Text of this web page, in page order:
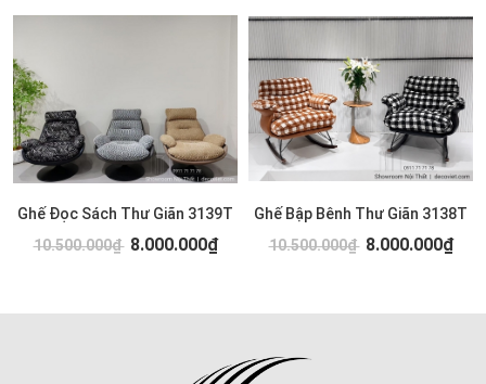
Ghế Đọc Sách Thư Giãn 3139T
10.500.000₫ 8.000.000₫
Ghế Bập Bênh Thư Giãn 3138T
10.500.000₫ 8.000.000₫